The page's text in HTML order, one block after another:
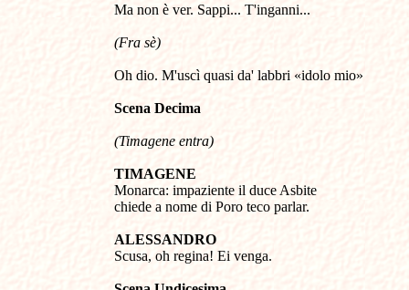
Ma non è ver. Sappi... T'inganni...
(Fra sè)
Oh dio. M'uscì quasi da' labbri «idolo mio»
Scena Decima
(Timagene entra)
TIMAGENE
Monarca: impaziente il duce Asbite
chiede a nome di Poro teco parlar.
ALESSANDRO
Scusa, oh regina! Ei venga.